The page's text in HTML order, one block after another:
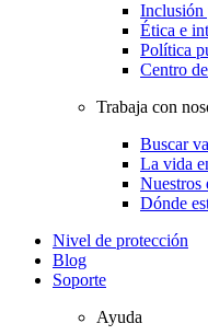
Inclusión
Ética e
Política
Centro
Trabaja con
Buscar
La vida
Nuestros
Dónde
Nivel de protección
Blog
Soporte
Ayuda